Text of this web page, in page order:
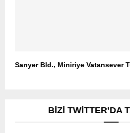
Sarıyer Bld., Miniriye Vatansever
BIZI TWITTER’DA